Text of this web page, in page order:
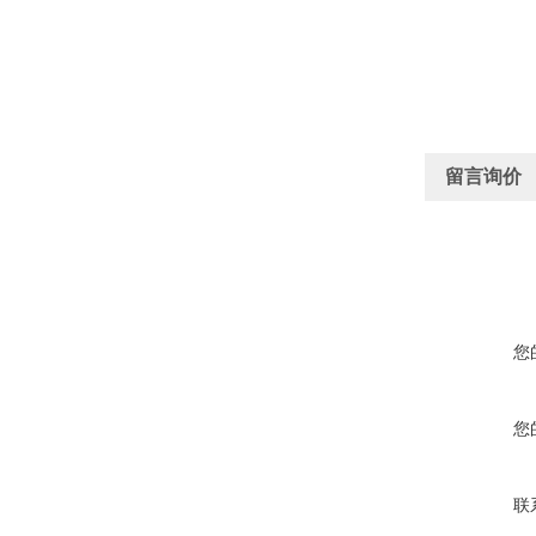
留言询价
您
您
联